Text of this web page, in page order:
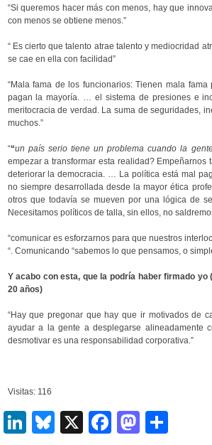
“Si queremos hacer más con menos, hay que
con menos se obtiene menos.”
“ Es cierto que talento atrae talento y mediocridad
se cae en ella con facilidad”
“Mala fama de los funcionarios: Tienen mala
pagan la mayoría. … el sistema de presiones e
meritocracia de verdad. La suma de seguridades,
muchos.”
““un país serio tiene un problema cuando la
empezar a transformar esta realidad?
deteriorar la democracia. … La política está mal
no siempre desarrollada desde la mayor ética
otros que todavía se mueven por una lógica de
Necesitamos políticos de talla, sin ellos, no
“comunicar es esforzarnos para que nuestros
“. Comunicando “sabemos lo que pensamos, o
Y acabo con esta, que la podría haber firmado
20 años)
“Hay que pregonar que hay que ir motivados de
ayudar a la gente a desplegarse alineadamente
desmotivar es una responsabilidad corporativa.”
Visitas: 116
LinkedIn
Bluesky
X Facebook